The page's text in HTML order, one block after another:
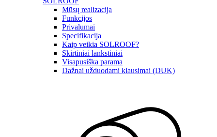
Mūsų realizacija
Funkcijos
Privalumai
Specifikacija
Kaip veikia SOLROOF?
Skirtiniai lankstiniai
Visapusiška parama
Dažnai užduodami klausimai (DUK)